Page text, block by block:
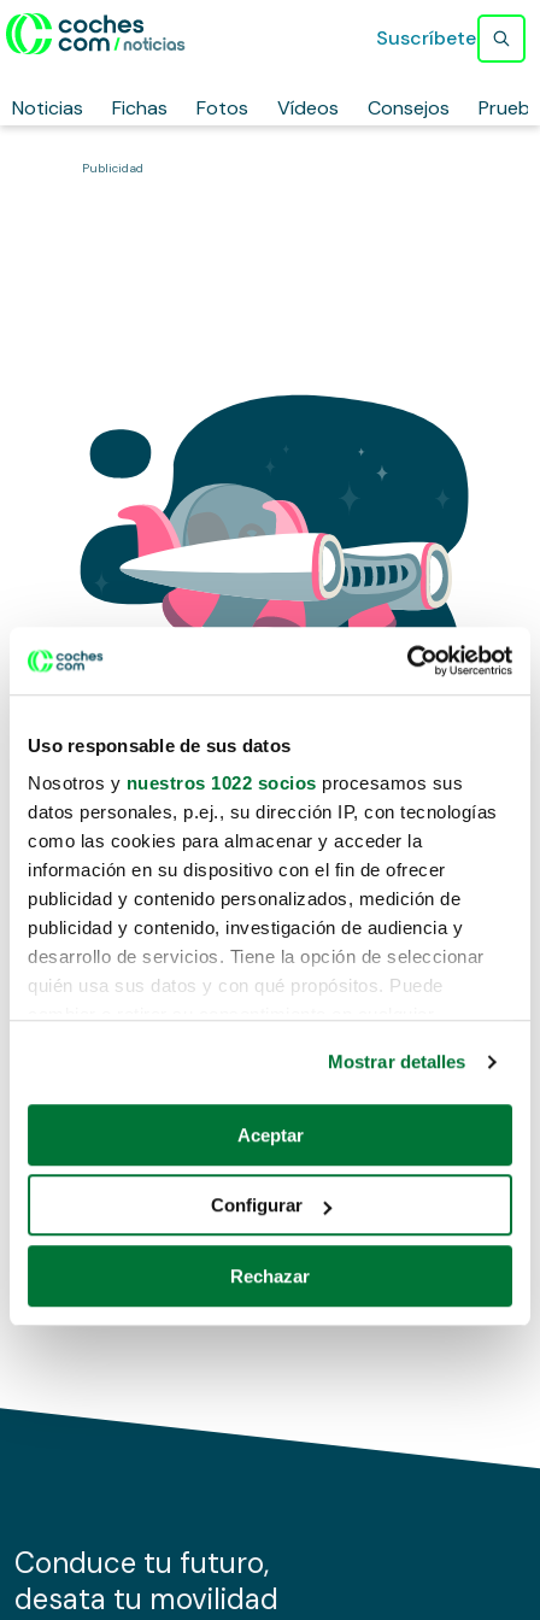
Uso responsable de sus datos
Nosotros y nuestros 1022 socios procesamos sus
datos personales, p.ej., su dirección IP, con tecnologías
como las cookies para almacenar y acceder la
información en su dispositivo con el fin de ofrecer
publicidad y contenido personalizados, medición de
publicidad y contenido, investigación de audiencia y
desarrollo de servicios. Tiene la opción de seleccionar
quién usa sus datos y con qué propósitos. Puede
Si lo permite, también quisiéramos:
Recopilar información sobre su ubicación geográfica
Identificar su dispositivo analizándolo activamente
para buscar características específicas (huellas
Obtenga más información sobre cómo se procesan sus
de cookies.
información sobre el uso que haga del sitio web con
nuestros partners de redes sociales, publicidad y análisis
Mostrar detalles
Aceptar
Configurar
Rechazar
Noticias Fichas Fotos Vídeos Consejos
Suscríbete
Publicidad
Lo sentimos, no sabemos como
te hemos traido hasta aquí.
Pero puedes encontrar el coche que estás
buscando en alguno de estos enlaces:
Coches de segunda mano
Coches de km0
Conduce tu futuro,
desata tu movilidad